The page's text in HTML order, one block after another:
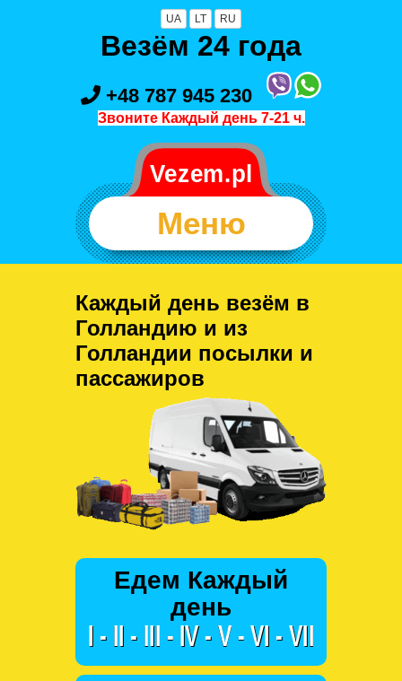
UA LT RU
Везём 24 года
+48 787 945 230
Звоните Каждый день 7-21 ч.
Меню
Каждый день везём в
Голландию и из
Голландии посылки и
пассажиров
Едем Каждый
день